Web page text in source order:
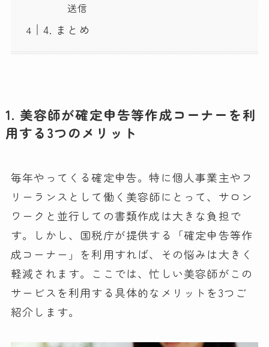
送信
4. まとめ
1. 美容師が確定申告等作成コーナーを利
用する3つのメリット
毎年やってくる確定申告。特に個人事業主やフ
リーランスとして働く美容師にとって、サロン
ワークと並行しての書類作成は大きな負担で
す。しかし、国税庁が提供する「確定申告等作
成コーナー」を利用すれば、その悩みは大きく
軽減されます。ここでは、忙しい美容師がこの
サービスを利用する具体的なメリットを3つご
紹介します。